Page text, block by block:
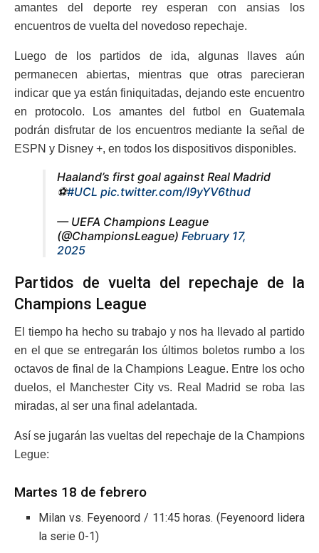
amantes del deporte rey esperan con ansias los
encuentros de vuelta del novedoso repechaje.
Luego de los partidos de ida, algunas llaves aún
permanecen abiertas, mientras que otras parecieran
indicar que ya están finiquitadas, dejando este encuentro
en protocolo. Los amantes del futbol en Guatemala
podrán disfrutar de los encuentros mediante la señal de
ESPN y Disney +, en todos los dispositivos disponibles.
Haaland’s first goal against Real Madrid
⚽#UCL pic.twitter.com/l9yYV6thud
— UEFA Champions League
(@ChampionsLeague) February 17,
2025
Partidos de vuelta del repechaje de la
Champions League
El tiempo ha hecho su trabajo y nos ha llevado al partido
en el que se entregarán los últimos boletos rumbo a los
octavos de final de la Champions League. Entre los ocho
duelos, el Manchester City vs. Real Madrid se roba las
miradas, al ser una final adelantada.
Así se jugarán las vueltas del repechaje de la Champions
Legue:
Martes 18 de febrero
Milan vs. Feyenoord / 11:45 horas. (Feyenoord lidera
la serie 0-1)